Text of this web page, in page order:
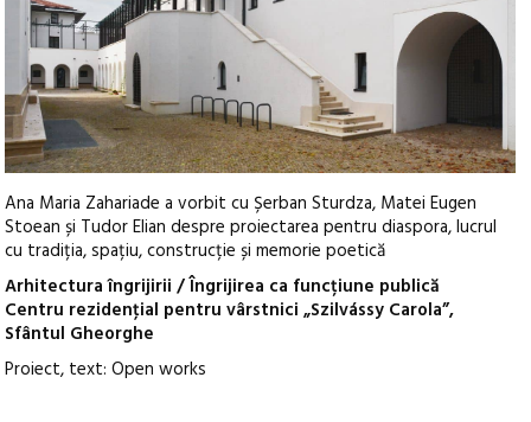
Ana Maria Zahariade a vorbit cu Șerban Sturdza, Matei Eugen
Stoean și Tudor Elian despre proiectarea pentru diaspora, lucrul
cu tradiția, spațiu, construcție și memorie poetică
Arhitectura îngrijirii / Îngrijirea ca funcțiune publică
Centru rezidenţial pentru vârstnici „Szilvássy Carola”,
Sfântul Gheorghe
Proiect, text: Open works